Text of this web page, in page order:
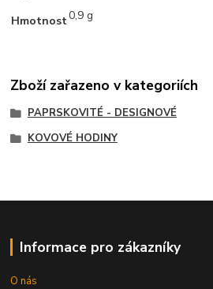
Hmotnost0,9 g
Zboží zařazeno v kategoriích
PAPRSKOVITÉ - DESIGNOVÉ
KOVOVÉ HODINY
Informace pro zákazníky
O nás